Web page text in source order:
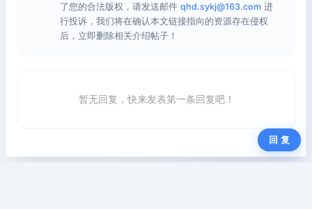
了您的合法版权，请发送邮件 qhd.sykj@163.com 进
行投诉，我们将在确认本文链接指向的资源存在侵权
后，立即删除相关介绍帖子！
暂无回复，快来发表第一条回复吧！
回 复